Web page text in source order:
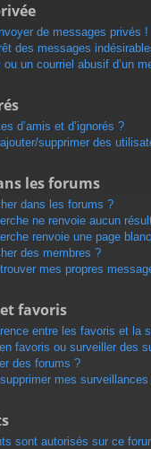
de messages privés !
des messages
ou un courriel abusif d’un
d’amis et d’ignorés ?
supprimer des
les forums
dans les forums ?
ne renvoie aucun
renvoie une page
des membres ?
mes propres
favoris
entre les favoris et la
favoris ou surveiller des
des forums ?
mes
sont autorisés sur ce